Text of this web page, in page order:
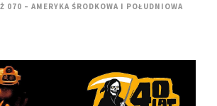
070 – AMERYKA ŚRODKOWA I POŁUDNIOWA